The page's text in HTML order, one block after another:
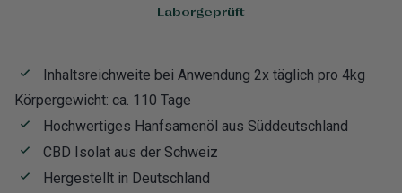
Laborgeprüft
Inhaltsreichweite bei Anwendung 2x täglich pro 4kg
Körpergewicht: ca. 110 Tage
Hochwertiges Hanfsamenöl aus Süddeutschland
CBD Isolat aus der Schweiz
Hergestellt in Deutschland